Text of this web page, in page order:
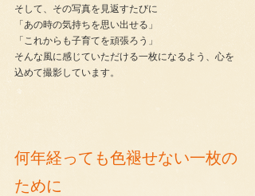
そして、その写真を見返すたびに
「あの時の気持ちを思い出せる」
「これからも子育てを頑張ろう」
そんな風に感じていただける一枚になるよう、心を
込めて撮影しています。
何年経っても色褪せない一枚の
ために